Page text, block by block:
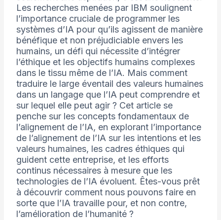
Les recherches menées par IBM soulignent
l’importance cruciale de programmer les
systèmes d’IA pour qu’ils agissent de manière
bénéfique et non préjudiciable envers les
humains, un défi qui nécessite d’intégrer
l’éthique et les objectifs humains complexes
dans le tissu même de l’IA. Mais comment
traduire le large éventail des valeurs humaines
dans un langage que l’IA peut comprendre et
sur lequel elle peut agir ? Cet article se
penche sur les concepts fondamentaux de
l’alignement de l’IA, en explorant l’importance
de l’alignement de l’IA sur les intentions et les
valeurs humaines, les cadres éthiques qui
guident cette entreprise, et les efforts
continus nécessaires à mesure que les
technologies de l’IA évoluent. Êtes-vous prêt
à découvrir comment nous pouvons faire en
sorte que l’IA travaille pour, et non contre,
l’amélioration de l’humanité ?